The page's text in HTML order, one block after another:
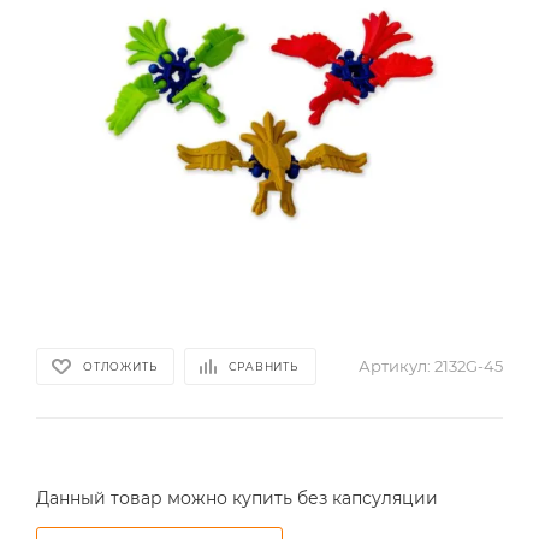
ОТЛОЖИТЬ СРАВНИТЬ Артикул: 2132G-45
Данный товар можно купить без капсуляции